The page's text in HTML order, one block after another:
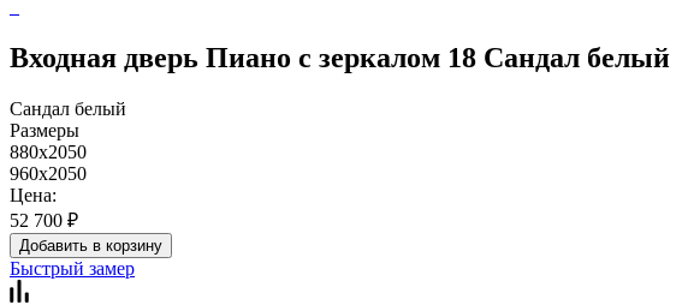
Входная дверь Пиано с зеркалом 18 Сандал белый
Сандал белый
Размеры
880х2050
960х2050
Цена:
52 700 ₽
Добавить в корзину
Быстрый замер